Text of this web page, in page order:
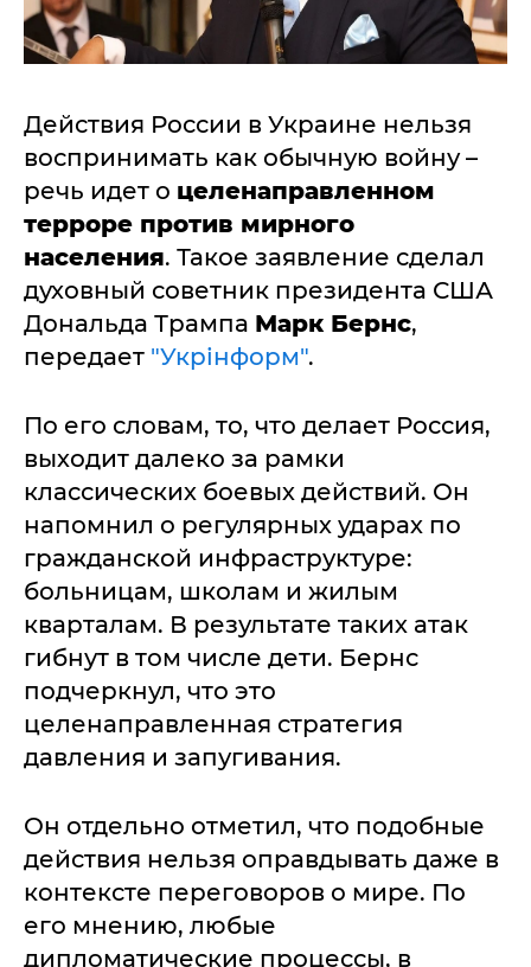
Действия России в Украине нельзя
воспринимать как обычную войну –
речь идет о целенаправленном
терроре против мирного
населения. Такое заявление сделал
духовный советник президента США
Дональда Трампа Марк Бернс,
передает "Укрінформ".
По его словам, то, что делает Россия,
выходит далеко за рамки
классических боевых действий. Он
напомнил о регулярных ударах по
гражданской инфраструктуре:
больницам, школам и жилым
кварталам. В результате таких атак
гибнут в том числе дети. Бернс
подчеркнул, что это
целенаправленная стратегия
давления и запугивания.
Он отдельно отметил, что подобные
действия нельзя оправдывать даже в
контексте переговоров о мире. По
его мнению, любые
дипломатические процессы, в